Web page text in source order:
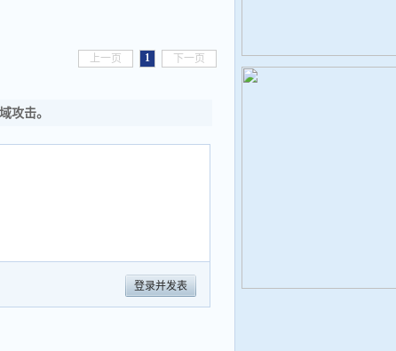
上一页 1 下一页
攻击。
登录并发表